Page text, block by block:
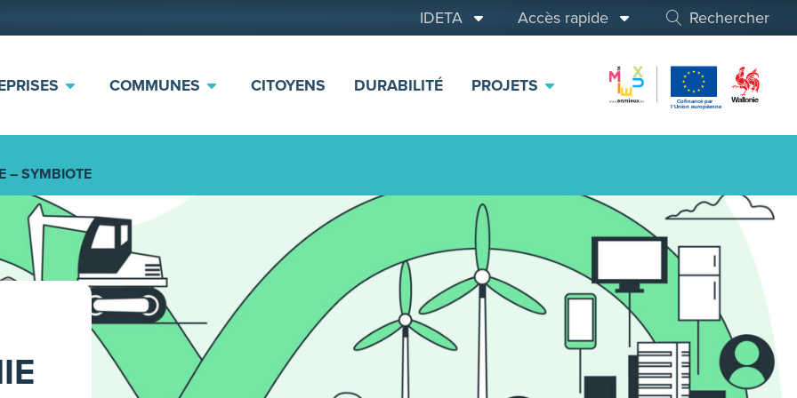
IDETA Accès rapide Rechercher
COMMUNES CITOYENS DURABILITÉ PROJETS
– SYMBIOTE